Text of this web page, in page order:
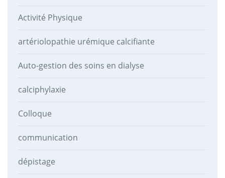
Activité Physique
artériolopathie urémique calcifiante
Auto-gestion des soins en dialyse
calciphylaxie
Colloque
communication
dépistage